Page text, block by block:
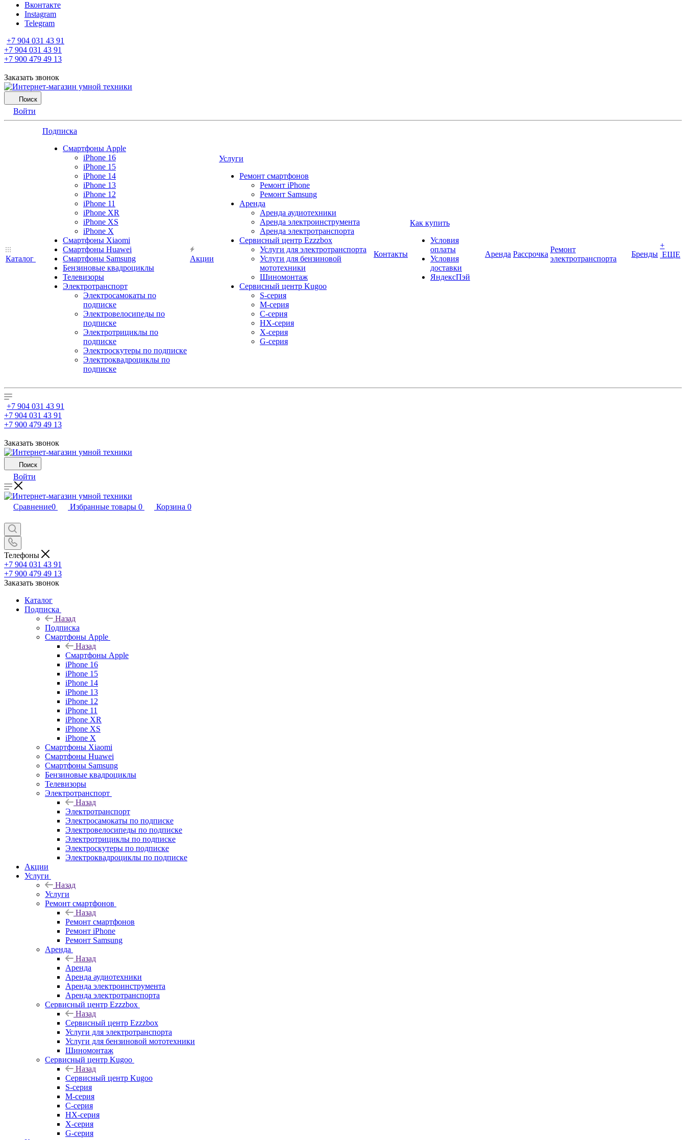
Вконтакте
Instagram
Telegram
+7 904 031 43 91
+7 904 031 43 91
+7 900 479 49 13
Заказать звонок
Поиск
Войти
Каталог
Подписка
Смартфоны Apple
iPhone 16
iPhone 15
iPhone 14
iPhone 13
iPhone 12
iPhone 11
iPhone XR
iPhone XS
iPhone X
Смартфоны Xiaomi
Смартфоны Huawei
Смартфоны Samsung
Бензиновые квадроциклы
Телевизоры
Электротранспорт
Электросамокаты по
подписке
Электровелосипеды по
подписке
Электротрициклы по
подписке
Электроскутеры по подписке
Электроквадроциклы по
подписке
Акции
Услуги
Ремонт смартфонов
Ремонт iPhone
Ремонт Samsung
Аренда
Аренда аудиотехники
Аренда электроинструмента
Аренда электротранспорта
Сервисный центр Ezzzbox
Услуги для электротранспорта
Услуги для бензиновой
мототехники
Шиномонтаж
Сервисный центр Kugoo
S-cерия
M-серия
С-серия
HX-серия
X-серия
G-серия
Контакты
Как купить
Условия
оплаты
Условия
доставки
ЯндексПэй
Аренда Рассрочка
Ремонт
электротранспорта
Бренды
+
ЕЩЕ
+7 904 031 43 91
+7 904 031 43 91
+7 900 479 49 13
Заказать звонок
Поиск
Войти
Сравнение0 Избранные товары 0 Корзина 0
Телефоны
+7 904 031 43 91
+7 900 479 49 13
Заказать звонок
Каталог
Подписка
Назад
Подписка
Смартфоны Apple
Назад
Смартфоны Apple
iPhone 16
iPhone 15
iPhone 14
iPhone 13
iPhone 12
iPhone 11
iPhone XR
iPhone XS
iPhone X
Смартфоны Xiaomi
Смартфоны Huawei
Смартфоны Samsung
Бензиновые квадроциклы
Телевизоры
Электротранспорт
Назад
Электротранспорт
Электросамокаты по подписке
Электровелосипеды по подписке
Электротрициклы по подписке
Электроскутеры по подписке
Электроквадроциклы по подписке
Акции
Услуги
Назад
Услуги
Ремонт смартфонов
Назад
Ремонт смартфонов
Ремонт iPhone
Ремонт Samsung
Аренда
Назад
Аренда
Аренда аудиотехники
Аренда электроинструмента
Аренда электротранспорта
Сервисный центр Ezzzbox
Назад
Сервисный центр Ezzzbox
Услуги для электротранспорта
Услуги для бензиновой мототехники
Шиномонтаж
Сервисный центр Kugoo
Назад
Сервисный центр Kugoo
S-cерия
M-серия
С-серия
HX-серия
X-серия
G-серия